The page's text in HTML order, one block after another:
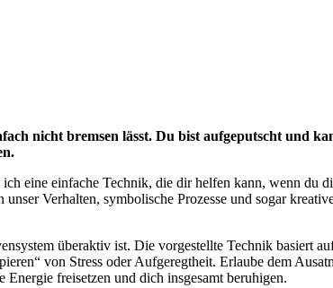
nicht bremsen lässt. Du bist aufgeputscht und
eine einfache Technik, die dir helfen kann, wenn du
Verhalten, symbolische Prozesse und sogar
überaktiv ist. Die vorgestellte Technik basiert
von Stress oder Aufgeregtheit. Erlaube dem
Energie freisetzen und dich insgesamt beruhigen.